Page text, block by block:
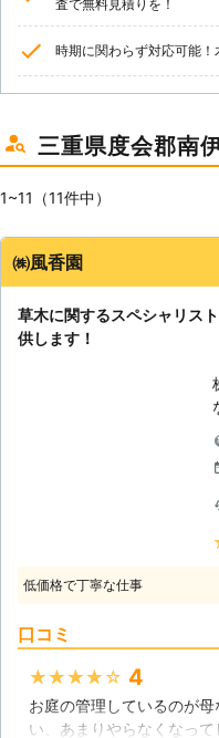
査で無料見積りを！
時期に関わらず対応可能！
三重県度会郡南
1~11（11件中）
㈱風香園
草木に関するスペシャリス
供します！
す
低価格で丁寧な仕事
口コミ
★★★★★ 4
お庭の管理しているのが
い、あまりやらなくなっ